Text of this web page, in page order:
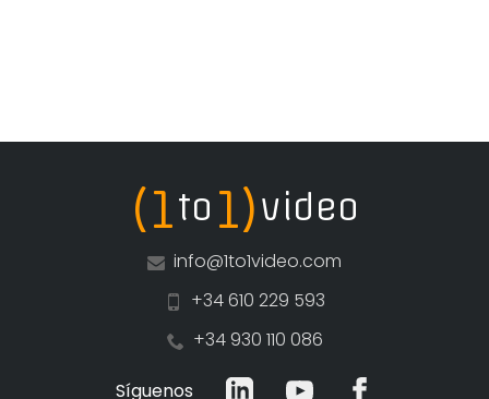
(1to 1)video
info@1to1video.com
+34 610 229 593
+34 930 110 086
Síguenos